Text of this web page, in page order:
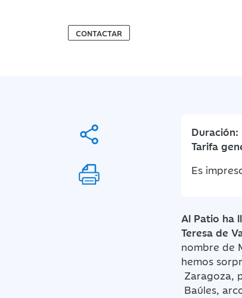
CONTACTAR
Duración:
Tarifa
Es
Al Patio ha
Teresa de
nombre de
hemos
Zaragoza,
Baúles,